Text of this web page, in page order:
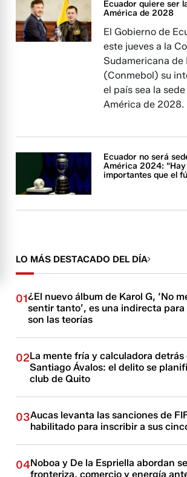
Ecuador quiere ser
América de 2028
El Gobierno de
este jueves a la
Sudamericana de
(Conmebol) su
el país sea la
América de 2028.
Ecuador no será
América 2024: "Hay
importantes que el
LO MÁS DESTACADO DEL DÍA
01¿El nuevo álbum de Karol G, ‘No
sentir tanto’, es una indirecta
son las teorías
02La mente fría y calculadora
Santiago Ávalos: el delito se
club de Quito
03Aucas levanta las sanciones de
habilitado para inscribir a sus
04Noboa y De la Espriella abordan
fronteriza, comercio y energía